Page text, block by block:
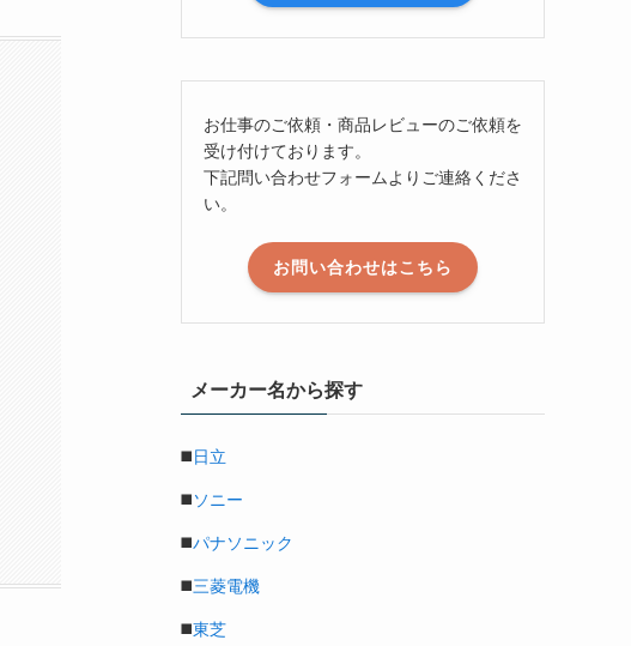
お仕事のご依頼・商品レビューのご依頼を
受け付けております。
下記問い合わせフォームよりご連絡くださ
い。
お問い合わせはこちら
メーカー名から探す
◼️日立
◼️ソニー
◼️パナソニック
◼️三菱電機
◼️東芝